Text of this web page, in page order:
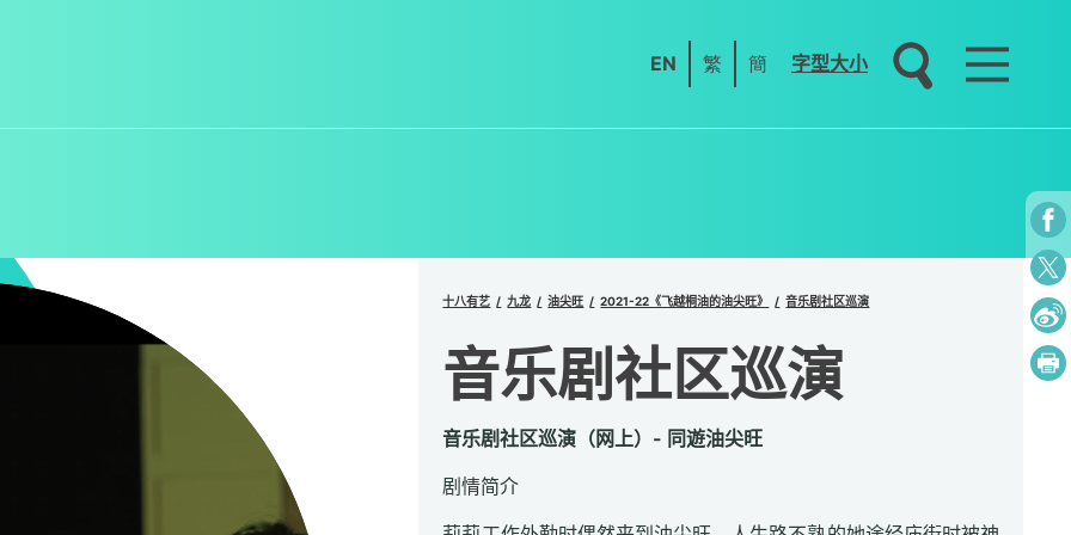
EN 繁 簡 字型大小
十八有艺 九龙 油尖旺 2021-22《飞越桐油的油尖旺》 音乐剧社区巡演
音乐剧社区巡演
音乐剧社区巡演（网上）- 同遊油尖旺
剧情简介